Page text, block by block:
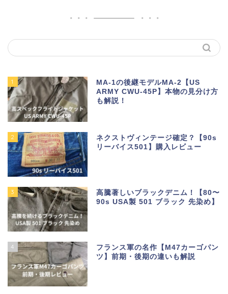
1
MA-1の後継モデルMA-2【US
ARMY CWU-45P】本物の見分け方
も解説！
2
ネクストヴィンテージ確定？【90s
リーバイス501】購入レビュー
3
高騰著しいブラックデニム！【80〜
90s USA製 501 ブラック 先染め】
4
フランス軍の名作【M47カーゴパン
ツ】前期・後期の違いも解説